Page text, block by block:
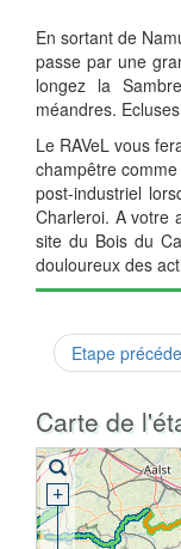
En sortant de
passepar une
longez la
méandres.
Le RAVeL vous
champêtre
post-industriel
Charleroi. A votre
site du Bois du
douloureux des
Etape
Carte de